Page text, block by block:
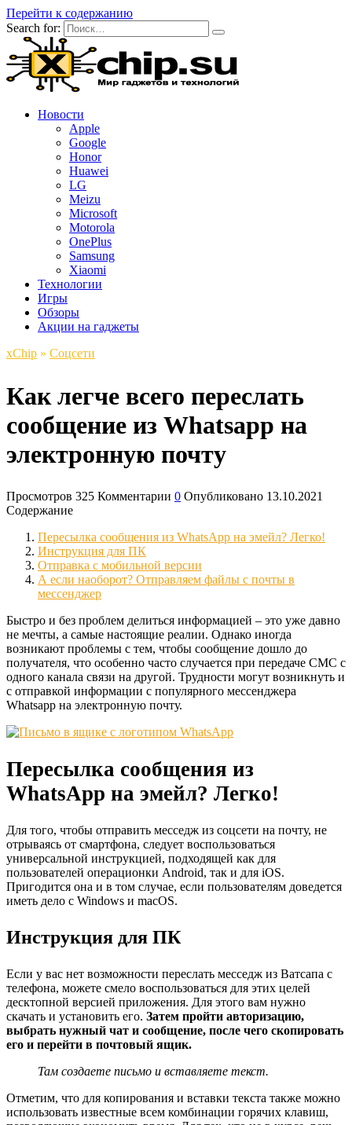
Перейти к содержанию
Search for:
Новости
Apple
Google
Honor
Huawei
LG
Meizu
Microsoft
Motorola
OnePlus
Samsung
Xiaomi
Технологии
Игры
Обзоры
Акции на гаджеты
xСhip » Соцсети
Как легче всего переслать
сообщение из Whatsapp на
электронную почту
Просмотров 325 Комментарии 0 Опубликовано 13.10.2021
Содержание
Пересылка сообщения из WhatsApp на эмейл? Легко!
Инструкция для ПК
Отправка с мобильной версии
А если наоборот? Отправляем файлы с почты в
мессенджер
Быстро и без проблем делиться информацией – это уже давно
не мечты, а самые настоящие реалии. Однако иногда
возникают проблемы с тем, чтобы сообщение дошло до
получателя, что особенно часто случается при передаче СМС с
одного канала связи на другой. Трудности могут возникнуть и
с отправкой информации с популярного мессенджера
Whatsapp на электронную почту.
Пересылка сообщения из
WhatsApp на эмейл? Легко!
Для того, чтобы отправить месседж из соцсети на почту, не
отрываясь от смартфона, следует воспользоваться
универсальной инструкцией, подходящей как для
пользователей операционки Android, так и для iOS.
Пригодится она и в том случае, если пользователям доведется
иметь дело с Windows и macOS.
Инструкция для ПК
Если у вас нет возможности переслать месседж из Ватсапа с
телефона, можете смело воспользоваться для этих целей
десктопной версией приложения. Для этого вам нужно
скачать и установить его. Затем пройти авторизацию,
выбрать нужный чат и сообщение, после чего скопировать
его и перейти в почтовый ящик.
Там создаете письмо и вставляете текст.
Отметим, что для копирования и вставки текста также можно
использовать известные всем комбинации горячих клавиш,